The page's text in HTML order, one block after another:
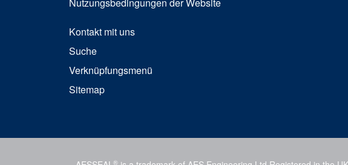
Nutzungsbedingungen der Website
Kontakt mit uns
Suche
Verknüpfungsmenü
Sitemap
®